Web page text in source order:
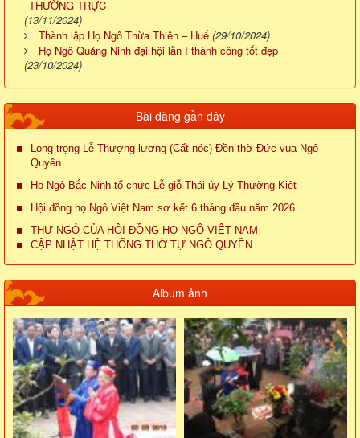
THƯỜNG TRỰC
(13/11/2024)
Thành lập Họ Ngô Thừa Thiên – Huế (29/10/2024)
Họ Ngô Quảng Ninh đại hội lần I thành công tốt đẹp
(23/10/2024)
Bài đăng gần đây
Long trọng Lễ Thượng lương (Cất nóc) Đền thờ Đức vua Ngô
Quyền
Họ Ngô Bắc Ninh tổ chức Lễ giỗ Thái úy Lý Thường Kiệt
Hội đồng họ Ngô Việt Nam sơ kết 6 tháng đầu năm 2026
THƯ NGỎ CỦA HỘI ĐỒNG HỌ NGÔ VIỆT NAM
CẬP NHẬT HỆ THỐNG THỜ TỰ NGÔ QUYỀN
Album ảnh